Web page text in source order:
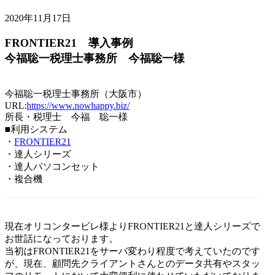
2020年11月17日
FRONTIER21 導入事例
今福聡一税理士事務所 今福聡一様
今福聡一税理士事務所（大阪市）
URL:https://www.nowhappy.biz/
所長・税理士 今福 聡一様
■利用システム
・ FRONTIER21
・達人シリーズ
・達人パソコンセット
・複合機
現在オリコンタービレ様よりFRONTIER21と達人シリーズで
お世話になっております。
当初はFRONTIER21をサーバ変わり程度で考えていたのです
が、現在、顧問先クライアントさんとのデータ共有やスタッ